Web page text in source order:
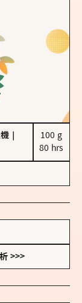
100 g
80 hrs
>>>